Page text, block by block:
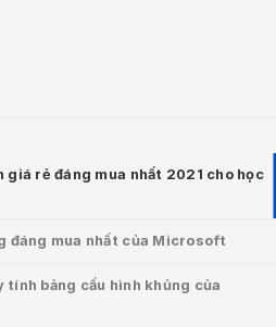
rẻ đáng mua nhất 2021 cho học
đáng mua nhất của Microsoft
bảng cấu hình khủng của